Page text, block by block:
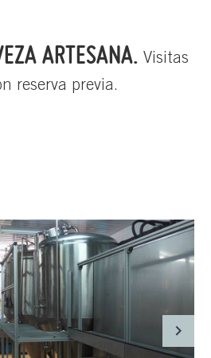
ARTESANA. Visitas
reserva previa.